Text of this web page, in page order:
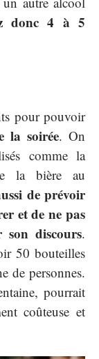
donc 4 à 5
pour pouvoir
la soirée. On
comme la
la bière au
de prévoir
et de ne pas
son discours.
50 bouteilles
de personnes.
pourrait
coûteuse et